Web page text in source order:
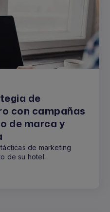
de
con campañas
de marca y
de marketing
de su hotel.